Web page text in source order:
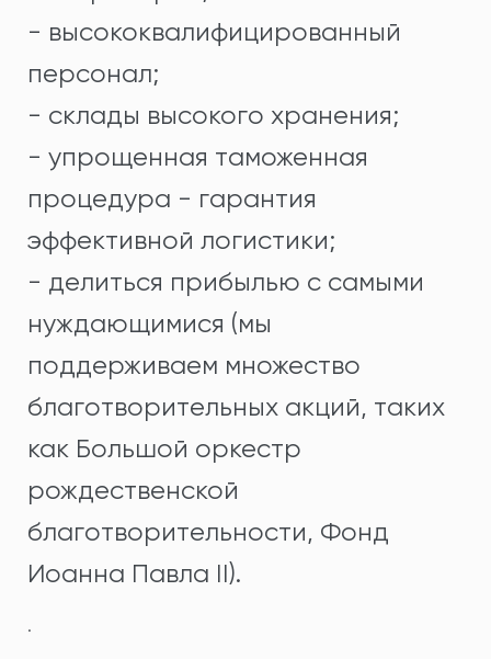
- высококвалифицированный
персонал;
- склады высокого хранения;
- упрощенная таможенная
процедура - гарантия
эффективной логистики;
- делиться прибылью с самыми
нуждающимися (мы
поддерживаем множество
благотворительных акций, таких
как Большой оркестр
рождественской
благотворительности, Фонд
Иоанна Павла II).
.